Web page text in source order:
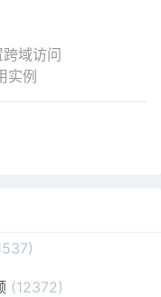
域访问
实例
(12372)